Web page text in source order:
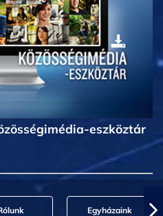
eszköztár
Egyházaink